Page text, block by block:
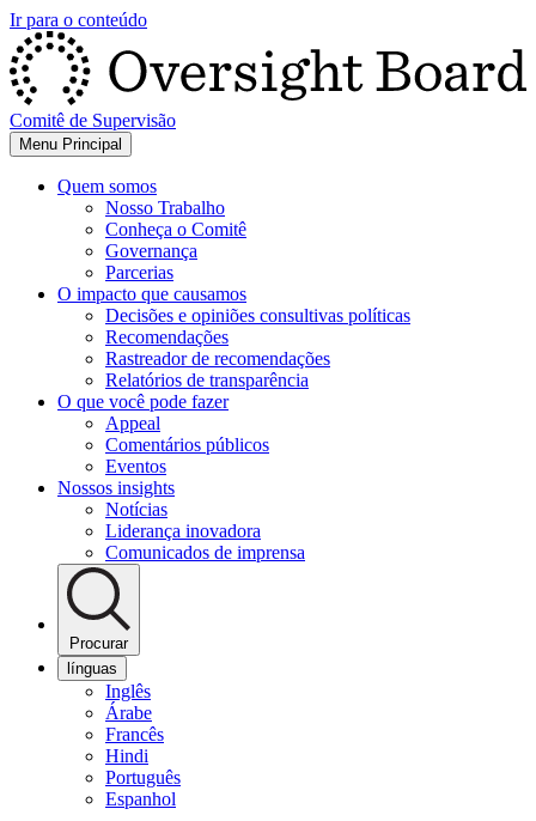
Ir para o conteúdo
Comitê de Supervisão
Menu Principal
Quem somos
Nosso Trabalho
Conheça o Comitê
Governança
Parcerias
O impacto que causamos
Decisões e opiniões consultivas políticas
Recomendações
Rastreador de recomendações
Relatórios de transparência
O que você pode fazer
Appeal
Comentários públicos
Eventos
Nossos insights
Notícias
Liderança inovadora
Comunicados de imprensa
Procurar
línguas
Inglês
Árabe
Francês
Hindi
Português
Espanhol